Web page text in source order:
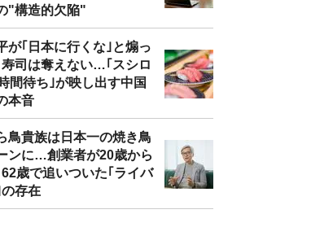
"構造的欠陥"
が｢日本に行くな｣と煽っ
寿司は奪えない…｢スシロ
間待ち｣が映し出す中国
本音
鳥貴族は日本一の焼き鳥
ンに…創業者が20歳から
歳で追いついた｢ライバ
存在